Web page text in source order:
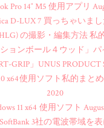
Pro 14″ M5 使用アプリ
D-LUX 7 買っちゃいまし
の撮影・編集方法 私
ションボール４ウッド」パ
GRIP」UNUS PRODUCT
x64 使用ソフト私的まと
2020
11 x64 使用ソフト
3社の電波帯域を